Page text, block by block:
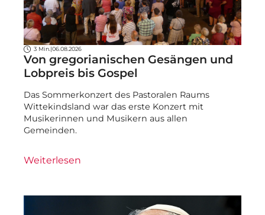
3 Min.|06.08.2026
Von gregorianischen Gesängen und
Lobpreis bis Gospel
Das Sommerkonzert des Pastoralen Raums
Wittekindsland war das erste Konzert mit
Musikerinnen und Musikern aus allen
Gemeinden.
Weiterlesen